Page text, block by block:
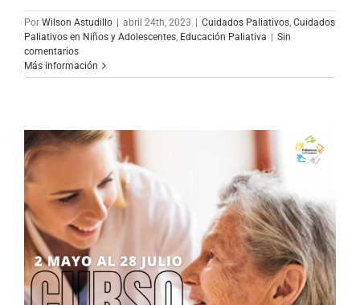
Por Wilson Astudillo | abril 24th, 2023 | Cuidados Paliativos Cuidados
Paliativos en Niños y Adolescentes Educación Paliativa | Sin
comentarios
Más información